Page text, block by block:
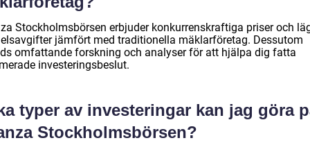
Stockholmsbörsen erbjuder konkurrenskraftiga priser och
jämfört med traditionella mäklarföretag. Dessutom
omfattande forskning och analyser för att hjälpa dig fatta
investeringsbeslut.
typer av investeringar kan jag göra
Stockholmsbörsen?